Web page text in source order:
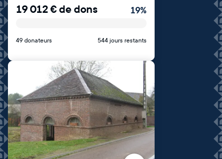
19 012€de dons 19%
49 donateurs 544 jours restants